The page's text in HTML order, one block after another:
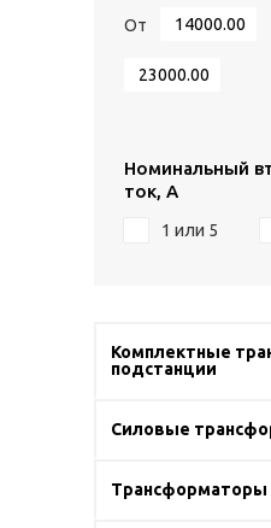
От
Номинальный
ток, А
1 или 5
Комплектные
подстанции
Силовые
Трансформаторы